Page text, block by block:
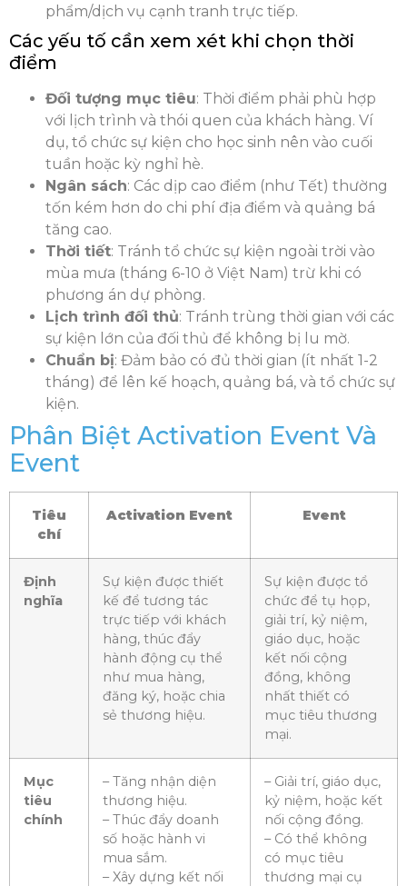
phẩm/dịch vụ cạnh tranh trực tiếp.
Các yếu tố cần xem xét khi chọn thời
điểm
Đối tượng mục tiêu: Thời điểm phải phù hợp
với lịch trình và thói quen của khách hàng. Ví
dụ, tổ chức sự kiện cho học sinh nên vào cuối
tuần hoặc kỳ nghỉ hè.
Ngân sách: Các dịp cao điểm (như Tết) thường
tốn kém hơn do chi phí địa điểm và quảng bá
tăng cao.
Thời tiết: Tránh tổ chức sự kiện ngoài trời vào
mùa mưa (tháng 6-10 ở Việt Nam) trừ khi có
phương án dự phòng.
Lịch trình đối thủ: Tránh trùng thời gian với các
sự kiện lớn của đối thủ để không bị lu mờ.
Chuẩn bị: Đảm bảo có đủ thời gian (ít nhất 1-2
tháng) để lên kế hoạch, quảng bá, và tổ chức sự
kiện.
Phân Biệt Activation Event Và
Event
Tiêu
chí
Activation Event Event
Định
nghĩa
Sự kiện được thiết
kế để tương tác
trực tiếp với khách
hàng, thúc đẩy
hành động cụ thể
như mua hàng,
đăng ký, hoặc chia
sẻ thương hiệu.
Sự kiện được tổ
chức để tụ họp,
giải trí, kỷ niệm,
giáo dục, hoặc
kết nối cộng
đồng, không
nhất thiết có
mục tiêu thương
mại.
Mục
tiêu
chính
– Tăng nhận diện
thương hiệu.
– Thúc đẩy doanh
số hoặc hành vi
mua sắm.
– Xây dựng kết nối
– Giải trí, giáo dục,
kỷ niệm, hoặc kết
nối cộng đồng.
– Có thể không
có mục tiêu
thương mại cụ